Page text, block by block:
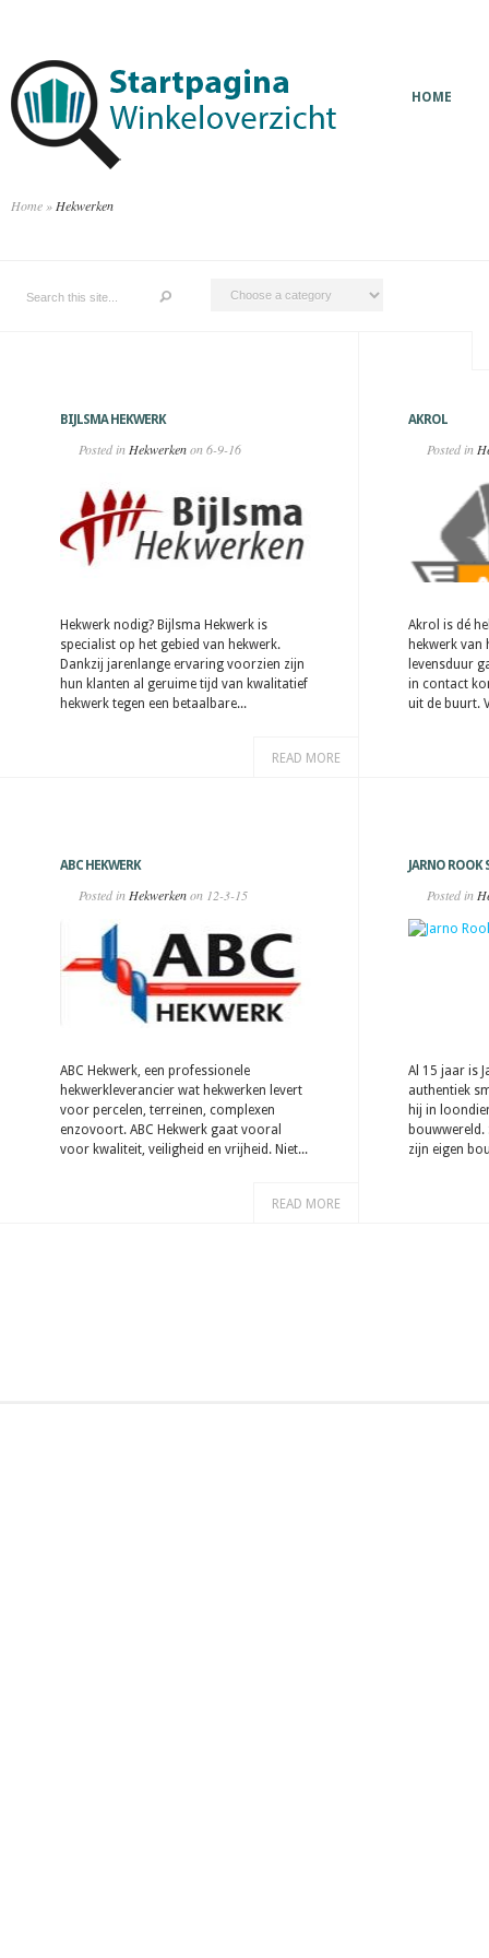
HOME
Home » Hekwerken
BIJLSMA HEKWERK
Posted in Hekwerkenon 6-9-16
Hekwerk nodig? Bijlsma Hekwerk is
specialist op het gebied van hekwerk.
Dankzij jarenlange ervaring voorzien zijn
hun klanten al geruime tijd van kwalitatief
hekwerk tegen een betaalbare...
READ MORE
AKROL
Posted in
Akrol is dé
hekwerk van
levensduur
in contact
uit de buurt.
ABC HEKWERK
Posted in Hekwerkenon 12-3-15
ABC Hekwerk, een professionele
hekwerkleverancier wat hekwerken levert
voor percelen, terreinen, complexen
enzovoort. ABC Hekwerk gaat vooral
voor kwaliteit, veiligheid en vrijheid. Niet...
READ MORE
JARNO ROOK
Posted in
Al 15 jaar is
authentiek
hij in
bouwwereld.
zijn eigen